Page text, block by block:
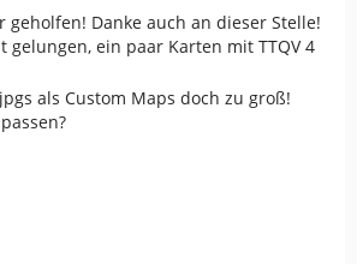
Danke auch an dieser Stelle!
gelungen, ein paar Karten mit TTQV 4
als Custom Maps doch zu groß!